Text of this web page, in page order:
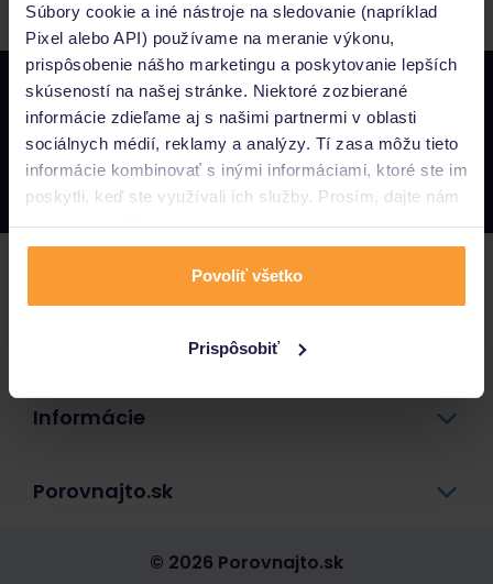
Súbory cookie a iné nástroje na sledovanie (napríklad
Pixel alebo API) používame na meranie výkonu,
prispôsobenie nášho marketingu a poskytovanie lepších
skúseností na našej stránke. Niektoré zozbierané
informácie zdieľame aj s našimi partnermi v oblasti
sociálnych médií, reklamy a analýzy. Tí zasa môžu tieto
informácie kombinovať s inými informáciami, ktoré ste im
poskytli, keď ste využívali ich služby. Prosím, dajte nám
na to svoj súhlas.
Povoliť všetko
Prispôsobiť
Napíšte nám
info@porovnajto.sk
Zavolajte nám
0800 400 300
Informácie
Porovnajto.sk
© 2026 Porovnajto.sk